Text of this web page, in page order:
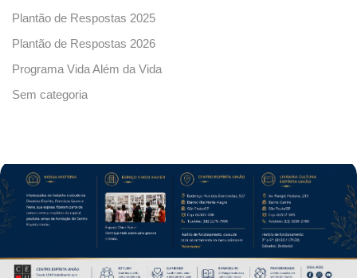
Plantão de Respostas 2025
Plantão de Respostas 2026
Programa Vida Além da Vida
Sem categoria